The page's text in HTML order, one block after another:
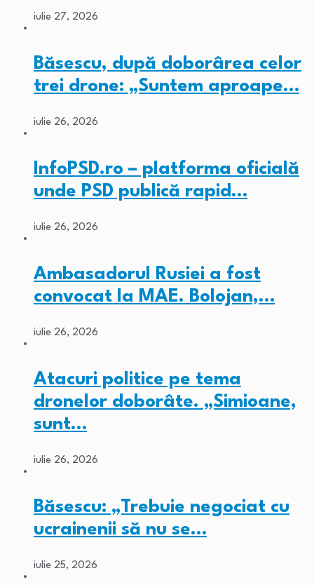
iulie 27, 2026
Băsescu, după doborârea celor
trei drone: „Suntem aproape…
iulie 26, 2026
InfoPSD.ro – platforma oficială
unde PSD publică rapid…
iulie 26, 2026
Ambasadorul Rusiei a fost
convocat la MAE. Bolojan,…
iulie 26, 2026
Atacuri politice pe tema
dronelor doborâte. „Simioane,
sunt…
iulie 26, 2026
Băsescu: „Trebuie negociat cu
ucrainenii să nu se…
iulie 25, 2026